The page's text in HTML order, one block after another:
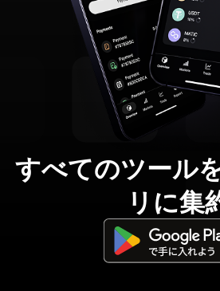
すべてのツール
リに集